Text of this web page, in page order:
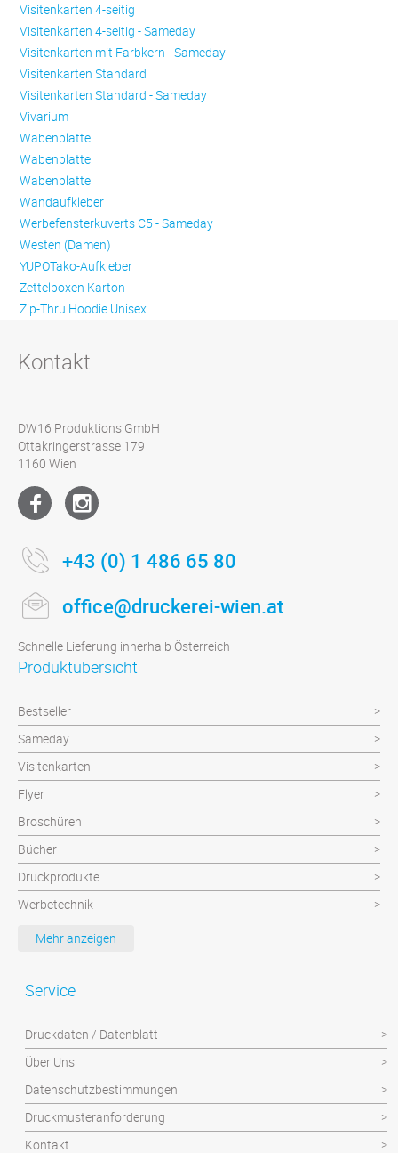
Visitenkarten 4-seitig
Visitenkarten 4-seitig - Sameday
Visitenkarten mit Farbkern - Sameday
Visitenkarten Standard
Visitenkarten Standard - Sameday
Vivarium
Wabenplatte
Wabenplatte
Wabenplatte
Wandaufkleber
Werbefensterkuverts C5 - Sameday
Westen (Damen)
YUPOTako-Aufkleber
Zettelboxen Karton
Zip-Thru Hoodie Unisex
Kontakt
DW16 Produktions GmbH
Ottakringerstrasse 179
1160 Wien
+43 (0) 1 486 65 80
office@druckerei-wien.at
Schnelle Lieferung innerhalb Österreich
Produktübersicht
Bestseller
Sameday
Visitenkarten
Flyer
Broschüren
Bücher
Druckprodukte
Werbetechnik
Werbeartikel
Plattendruck und Schilder
Mehr anzeigen
Service
Druckdaten / Datenblatt
Über Uns
Datenschutzbestimmungen
Druckmusteranforderung
Kontakt